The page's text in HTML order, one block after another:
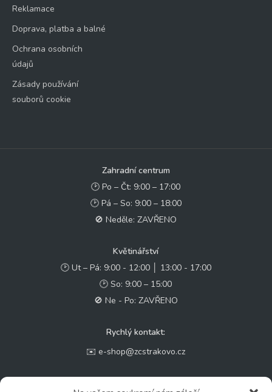
Reklamace
Doprava, platba a balné
Ochrana osobních
údajů
Zásady používání
souborů cookie
Zahradní centrum
🕑 Po – Čt: 9:00 – 17:00
🕑 Pá – So: 9:00 – 18:00
🚫 Neděle: ZAVŘENO
Květinářství
🕑 Ut – Pá: 9:00 - 12:00 │ 13:00 - 17:00
🕑 So: 9:00 – 15:00
🚫 Ne - Po: ZAVŘENO
Rychlý kontakt:
✉️ e-shop@zcstrakovo.cz